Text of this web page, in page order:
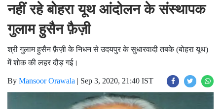
नहीं रहे बोहरा यूथ आंदोलन के संस्थापक
गुलाम हुसैन फ़ैज़ी
श्री गुलाम हुसैन फ़ैज़ी के निधन से उदयपुर के सुधारवादी तबके (बोहरा यूथ)
में शोक की लहर दौड़ गई।
By Mansoor Orawala | Sep 3, 2020, 21:40 IST